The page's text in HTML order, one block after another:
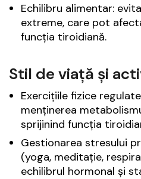
Echilibru alimentar:
extreme, care pot
funcția tiroidiană.
Stil de viață și
Exercițiile fizice
menținerea
sprijinind funcția
Gestionarea stresului
(yoga, meditație,
echilibrul hormonal și